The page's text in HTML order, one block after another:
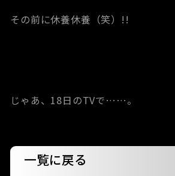
その前に休養休養（笑）!!
じゃあ、18日のTVで……。
一覧に戻る